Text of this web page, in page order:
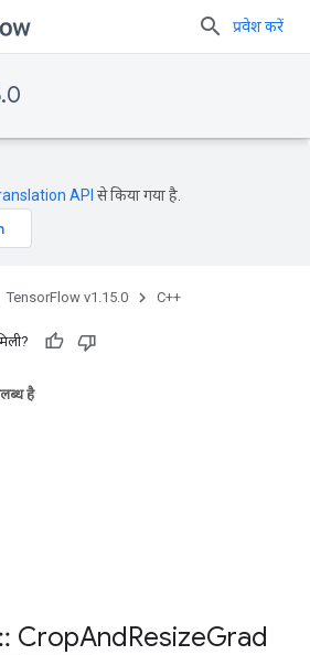
प्रवेश करें
API से किया गया है.
TensorFlow v1.15.0 C++
है
CropAndResizeGrad